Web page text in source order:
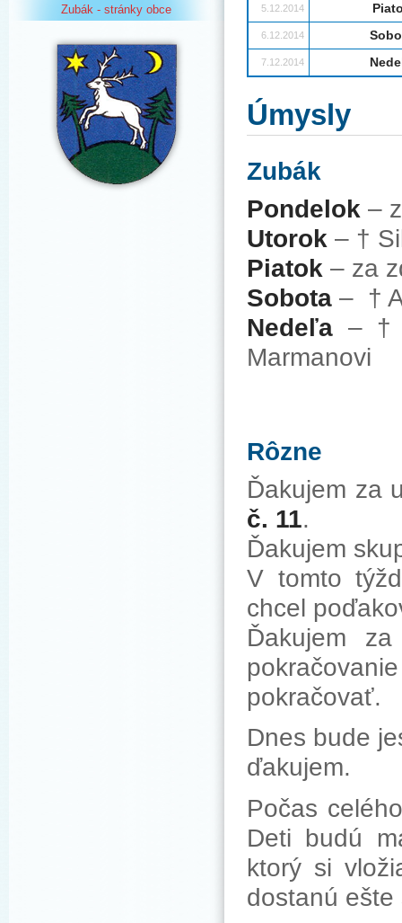
Zubák - stránky obce 5.12.2014
6.12.2014
7.12.2014
Úmysly
Zubák
Pondelok –
Utorok – †
Piatok – za
Sobota – †
Nedeľa – †
Marmanovi
Rôzne
Ďakujem za
č. 11.
Ďakujem
V tomto
chcel
Ďakujem
pokračovať.
Dnes bude
ďakujem.
Počas
Deti budú
ktorý si
dostanú